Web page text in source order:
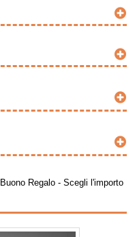
Buono Regalo - Scegli l'importo